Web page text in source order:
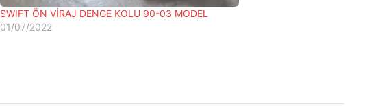
SWIFT ÖN VİRAJ DENGE KOLU 90-03 MODEL
01/07/2022